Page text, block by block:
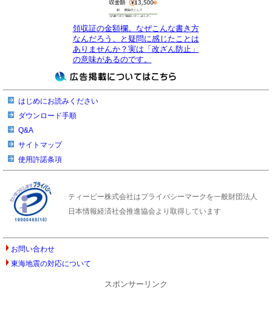
領収証の金額欄。なぜこんな書き方
なんだろう、と疑問に感じたことは
ありませんか？実は「改ざん防止」
の意味があるのです。
はじめにお読みください
ダウンロード手順
Q&A
サイトマップ
使用許諾条項
ティービー株式会社はプライバシーマークを一般財団法人
日本情報経済社会推進協会より取得しています
お問い合わせ
東海地震の対応について
スポンサーリンク